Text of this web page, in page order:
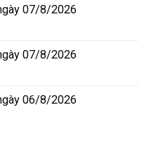
07/8/2026
07/8/2026
06/8/2026